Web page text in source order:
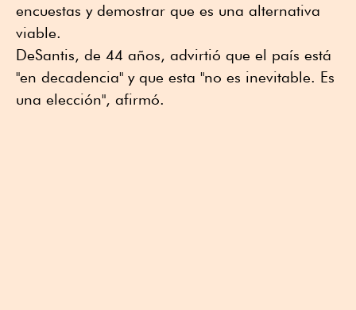
encuestas y demostrar que es una alternativa
viable.
DeSantis, de 44 años, advirtió que el país está
"en decadencia" y que esta "no es inevitable. Es
una elección", afirmó.